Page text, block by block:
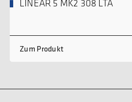
LINEAR 5 MK2 308 LTA
Zum Produkt